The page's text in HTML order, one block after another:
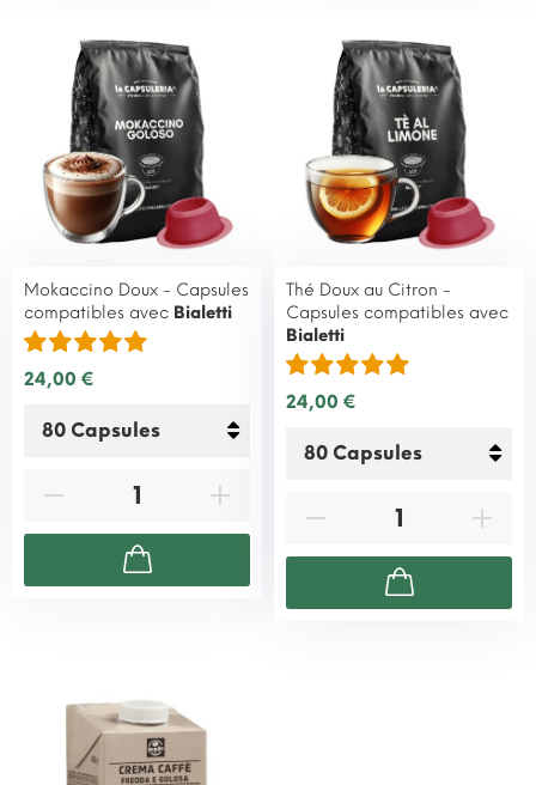
Mokaccino Doux - Capsules
compatibles avec Bialetti
24,00 €
Thé Doux au Citron -
Capsules compatibles avec
Bialetti
24,00 €